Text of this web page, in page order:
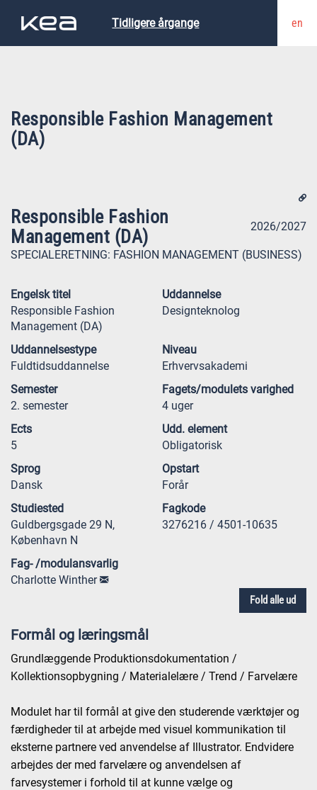
Tidligere årgange en
Responsible Fashion Management
(DA)
Responsible Fashion
Management (DA)
2026/2027
SPECIALERETNING: FASHION MANAGEMENT (BUSINESS)
Engelsk titel
Responsible Fashion
Management (DA)
Uddannelse
Designteknolog
Uddannelsestype
Fuldtidsuddannelse
Niveau
Erhvervsakademi
Semester
2. semester
Fagets/modulets varighed
4 uger
Ects
5
Udd. element
Obligatorisk
Sprog
Dansk
Opstart
Forår
Studiested
Guldbergsgade 29 N,
København N
Fagkode
3276216 / 4501-10635
Fag- /modulansvarlig
Charlotte Winther
Fold alle ud
Formål og læringsmål
Grundlæggende Produktionsdokumentation /
Kollektionsopbygning / Materialelære / Trend / Farvelære
Modulet har til formål at give den studerende værktøjer og
færdigheder til at arbejde med visuel kommunikation til
eksterne partnere ved anvendelse af Illustrator. Endvidere
arbejdes der med farvelære og anvendelsen af
farvesystemer i forhold til at kunne vælge og